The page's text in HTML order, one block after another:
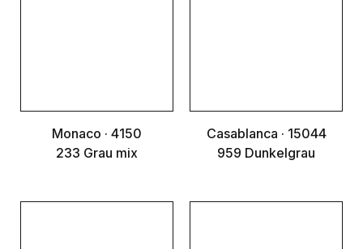
Monaco · 4150
233 Grau mix
Casablanca · 15044
959 Dunkelgrau